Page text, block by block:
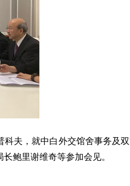
夫，就中白外交馆舍事务及
鲍里谢维奇等参加会见。